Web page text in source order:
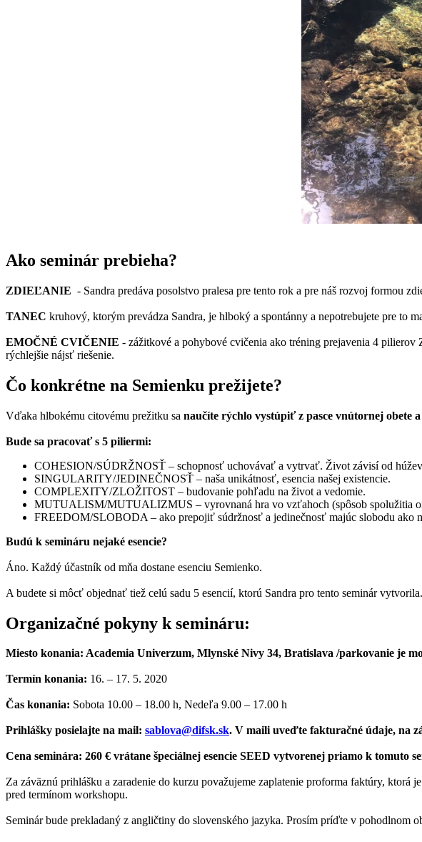
Ako seminár prebieha?
ZDIEĽANIE - Sandra predáva posolstvo pralesa pre tento rok a pre náš rozvoj formou
TANEC kruhový, ktorým prevádza Sandra, je hlboký a spontánny a nepotrebujete pre to
EMOČNÉ CVIČENIE - zážitkové a pohybové cvičenia ako tréning prejavenia 4
rýchlejšie nájsť riešenie.
Čo konkrétne na Semienku prežijete?
Vďaka hlbokému citovému prežitku sa naučíte rýchlo vystúpiť z pasce vnútornej obete
Bude sa pracovať s 5 piliermi:
COHESION/SÚDRŽNOSŤ – schopnosť uchovávať a vytrvať. Život závisí od
SINGULARITY/JEDINEČNOSŤ – naša unikátnosť, esencia našej existencie.
COMPLEXITY/ZLOŽITOST – budovanie pohľadu na život a vedomie.
MUTUALISM/MUTUALIZMUS – vyrovnaná hra vo vzťahoch (spôsob spolužitia
FREEDOM/SLOBODA – ako prepojiť súdržnosť a jedinečnosť majúc slobodu ako
Budú k semináru nejaké esencie?
Áno. Každý účastník od mňa dostane esenciu Semienko.
A budete si môcť objednať tiež celú sadu 5 esencií, ktorú Sandra pro tento seminár vytvorila.
Organizačné pokyny k semináru:
Miesto konania: Academia Univerzum, Mlynské Nivy 34, Bratislava /parkovanie je
Termín konania: 16. – 17. 5. 2020
Čas konania: Sobota 10.00 – 18.00 h, Nedeľa 9.00 – 17.00 h
Prihlášky posielajte na mail: sablova@difsk.sk. V maili uveďte fakturačné údaje, na
Cena seminára: 260 € vrátane špeciálnej esencie SEED vytvorenej priamo k tomuto
Za záväznú prihlášku a zaradenie do kurzu považujeme zaplatenie proforma faktúry,
pred termínom workshopu.
Seminár bude prekladaný z angličtiny do slovenského jazyka. Prosím príďte v pohodlnom